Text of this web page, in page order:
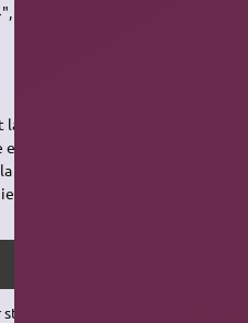
"<" et "<<"
commande "ls" qui donne la
on veut enregistrer le
on va rediriger le résultat
test à l'aide de la commande
de la commande